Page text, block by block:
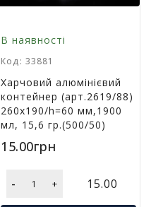
В наявності
Код: 33881
Харчовий алюмінієвий
контейнер (арт.2619/88)
260х190/h=60 мм,1900
мл, 15,6 гр.(500/50)
15.00грн
- + 15.00